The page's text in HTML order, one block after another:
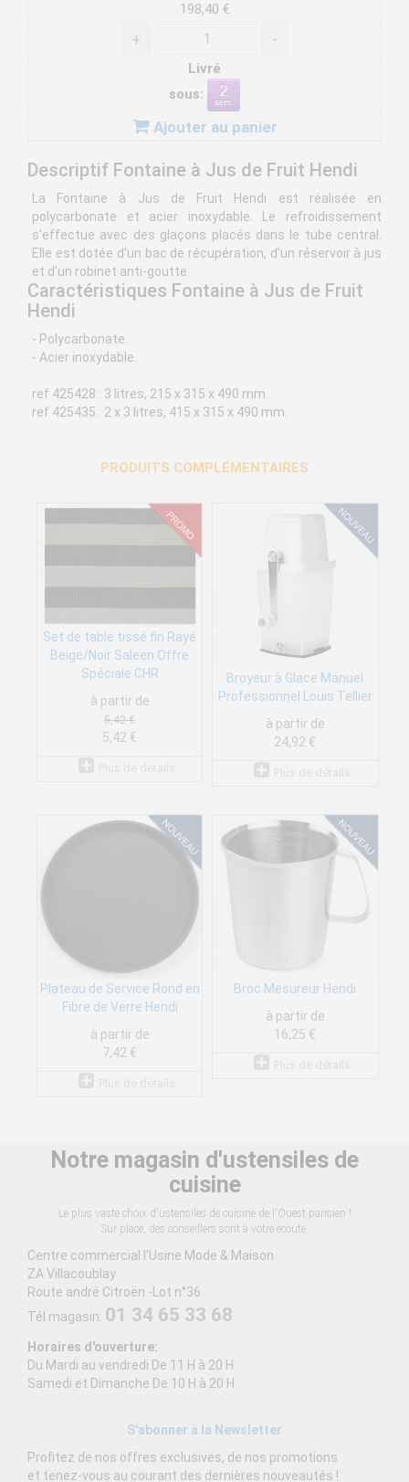
198,40 €
+ -
Livré
sous:
Ajouter au panier
Descriptif Fontaine à Jus de Fruit Hendi
La Fontaine à Jus de Fruit Hendi est réalisée en
polycarbonate et acier inoxydable. Le refroidissement
s'effectue avec des glaçons placés dans le tube central.
Elle est dotée d'un bac de récupération, d'un réservoir à jus
et d'un robinet anti-goutte.
Caractéristiques Fontaine à Jus de Fruit
Hendi
- Polycarbonate.
- Acier inoxydable.
ref 425428 : 3 litres, 215 x 315 x 490 mm.
ref 425435 : 2 x 3 litres, 415 x 315 x 490 mm.
PRODUITS COMPLÉMENTAIRES
Set de table tissé fin Rayé
Beige/Noir Saleen Offre
Spéciale CHR
à partir de
5,42 €
5,42 €
Broyeur à Glace Manuel
Professionnel Louis Tellier
à partir de
24,92 €
Plateau de Service Rond en
Fibre de Verre Hendi
à partir de
7,42 €
Broc Mesureur Hendi
à partir de
16,25 €
Notre magasin d'ustensiles de
cuisine
Le plus vaste choix d'ustensiles de cuisine de l'Ouest parisien !
Sur place, des conseillers sont à votre écoute.
Centre commercial l'Usine Mode & Maison
ZA Villacoublay
Route andré Citroën -Lot n°36
Tél magasin: 01 34 65 33 68
Horaires d'ouverture:
Du Mardi au vendredi De 11 H à 20 H
Samedi et Dimanche De 10 H à 20 H
S'abonner à la Newsletter
Profitez de nos offres exclusives, de nos promotions
et tenez-vous au courant des dernières nouveautés !